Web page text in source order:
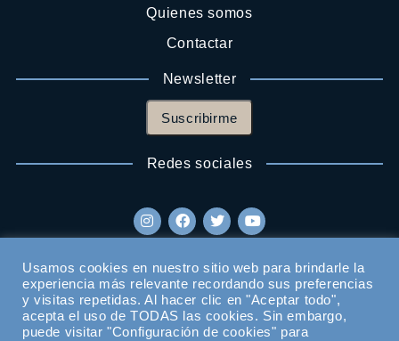
Quienes somos
Contactar
Newsletter
Suscribirme
Redes sociales
Usamos cookies en nuestro sitio web para brindarle la
experiencia más relevante recordando sus preferencias
y visitas repetidas. Al hacer clic en "Aceptar todo",
acepta el uso de TODAS las cookies. Sin embargo,
puede visitar "Configuración de cookies" para